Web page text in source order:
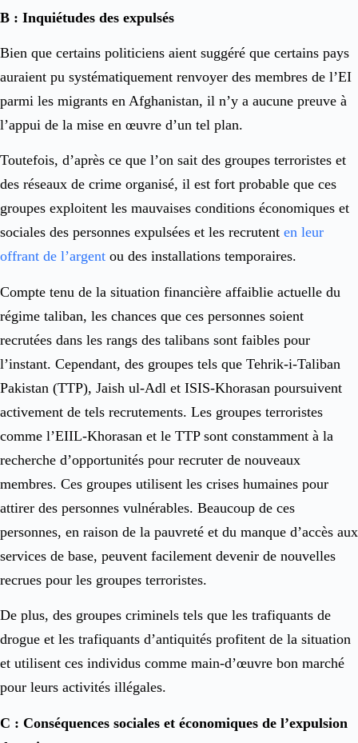
B : Inquiétudes des expulsés
Bien que certains politiciens aient suggéré que certains pays
auraient pu systématiquement renvoyer des membres de l’EI
parmi les migrants en Afghanistan, il n’y a aucune preuve à
l’appui de la mise en œuvre d’un tel plan.
Toutefois, d’après ce que l’on sait des groupes terroristes et
des réseaux de crime organisé, il est fort probable que ces
groupes exploitent les mauvaises conditions économiques et
sociales des personnes expulsées et les recrutent en leur
offrant de l’argent ou des installations temporaires.
Compte tenu de la situation financière affaiblie actuelle du
régime taliban, les chances que ces personnes soient
recrutées dans les rangs des talibans sont faibles pour
l’instant. Cependant, des groupes tels que Tehrik-i-Taliban
Pakistan (TTP), Jaish ul-Adl et ISIS-Khorasan poursuivent
activement de tels recrutements. Les groupes terroristes
comme l’EIIL-Khorasan et le TTP sont constamment à la
recherche d’opportunités pour recruter de nouveaux
membres. Ces groupes utilisent les crises humaines pour
attirer des personnes vulnérables. Beaucoup de ces
personnes, en raison de la pauvreté et du manque d’accès aux
services de base, peuvent facilement devenir de nouvelles
recrues pour les groupes terroristes.
De plus, des groupes criminels tels que les trafiquants de
drogue et les trafiquants d’antiquités profitent de la situation
et utilisent ces individus comme main-d’œuvre bon marché
pour leurs activités illégales.
C : Conséquences sociales et économiques de l’expulsion